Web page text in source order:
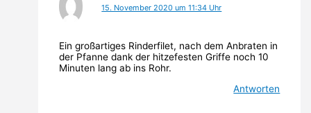
15. November 2020 um 11:34 Uhr
Ein großartiges Rinderfilet, nach dem Anbraten in
der Pfanne dank der hitzefesten Griffe noch 10
Minuten lang ab ins Rohr.
Antworten